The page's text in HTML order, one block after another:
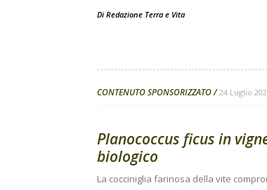
Di Redazione Terra e Vita
CONTENUTO SPONSORIZZATO 24 Luglio
Planococcus ficus in
biologico
La cocciniglia farinosa della vite